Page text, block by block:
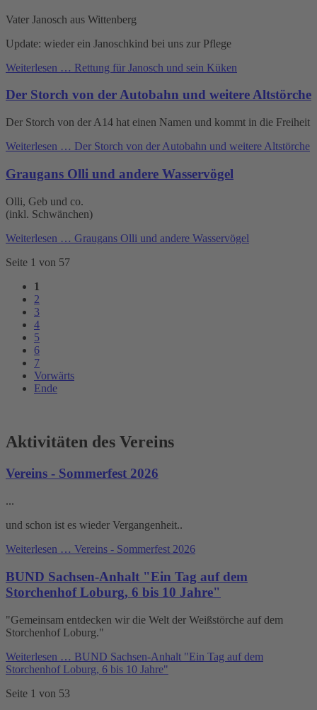
Vater Janosch aus Wittenberg
Update: wieder ein Janoschkind bei uns zur Pflege
Weiterlesen … Rettung für Janosch und sein Küken
Der Storch von der Autobahn und weitere Altstörche
Der Storch von der A14 hat einen Namen und kommt in die Freiheit
Weiterlesen … Der Storch von der Autobahn und weitere Altstörche
Graugans Olli und andere Wasservögel
Olli, Geb und co.
(inkl. Schwänchen)
Weiterlesen … Graugans Olli und andere Wasservögel
Seite 1 von 57
1
2
3
4
5
6
7
Vorwärts
Ende
Aktivitäten des Vereins
Vereins - Sommerfest 2026
...
und schon ist es wieder Vergangenheit..
Weiterlesen … Vereins - Sommerfest 2026
BUND Sachsen-Anhalt "Ein Tag auf dem
Storchenhof Loburg, 6 bis 10 Jahre"
"Gemeinsam entdecken wir die Welt der Weißstörche auf dem
Storchenhof Loburg."
Weiterlesen … BUND Sachsen-Anhalt "Ein Tag auf dem
Storchenhof Loburg, 6 bis 10 Jahre"
Seite 1 von 53